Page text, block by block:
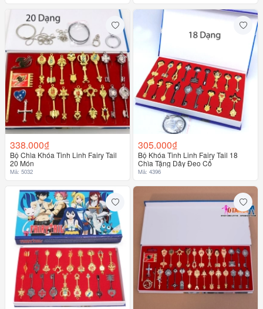
338.000₫
Bộ Chìa Khóa Tinh Linh Fairy Tail
20 Món
Mã: 5032
305.000₫
Bộ Khóa Tinh Linh Fairy Tail 18
Chìa Tặng Dây Đeo Cổ
Mã: 4396